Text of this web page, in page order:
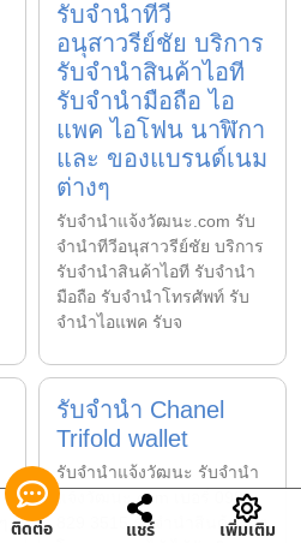
รับจำนำทีวี
อนุสาวรีย์ชัย บริการ
รับจำนำสินค้าไอที
รับจำนำมือถือ ไอ
แพค ไอโฟน นาฬิกา
และ ของแบรนด์เนม
ต่างๆ
รับจํานําแจ้งวัฒนะ.com รับ
จำนำทีวีอนุสาวรีย์ชัย บริการ
รับจำนำสินค้าไอที รับจำนำ
มือถือ รับจำนำโทรศัพท์ รับ
จำนำไอแพค รับจ
รับจำนำ Chanel
Trifold wallet
รับจํานําแจ้งวัฒนะ รับจํานํา
แจ้งวัฒนะ.com เบอร์ 098
829 3515 รับจำนำสินค้าอื่นๆ
ติดต่อ แชร์ เพิ่มเติม